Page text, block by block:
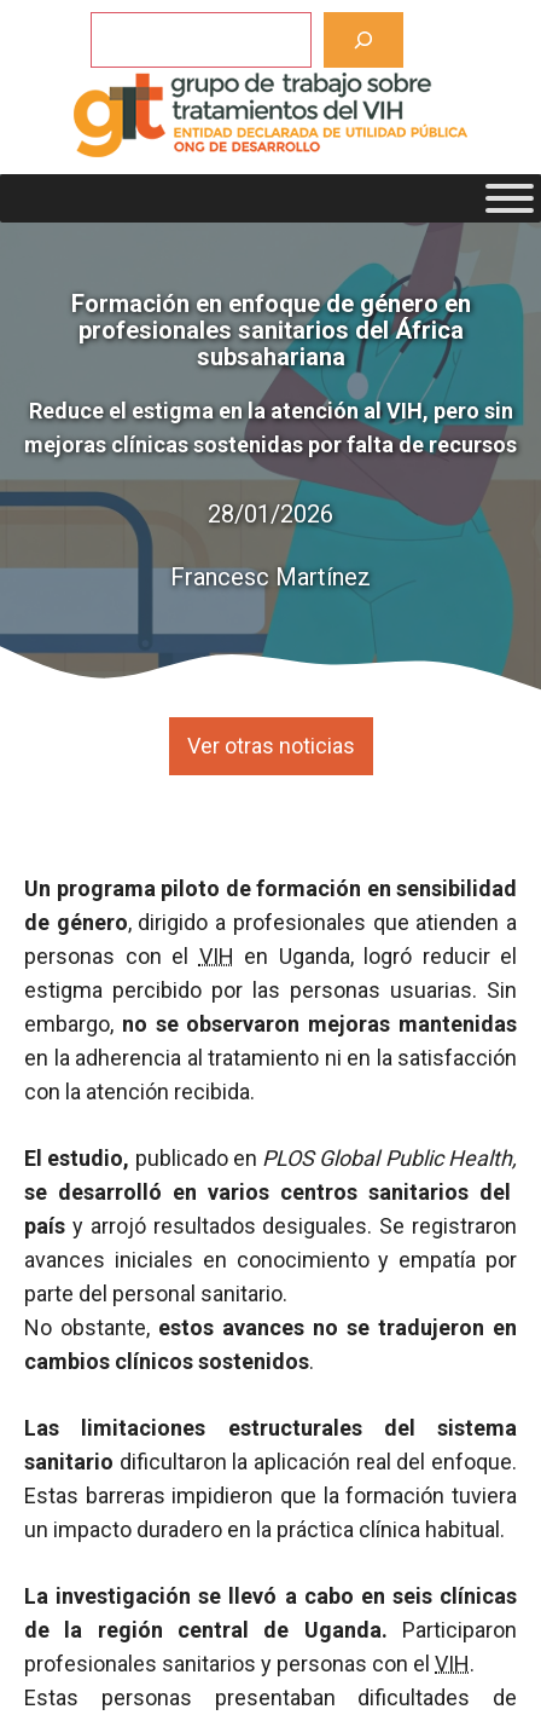
Formación en enfoque de género en
profesionales sanitarios del África
subsahariana
Reduce el estigma en la atención al VIH, pero sin
mejoras clínicas sostenidas por falta de recursos
28/01/2026
Francesc Martínez
Ver otras noticias
Un programa piloto de formación en sensibilidad
de género, dirigido a profesionales que atienden a
personas con el VIH en Uganda, logró reducir el
estigma percibido por las personas usuarias. Sin
embargo, no se observaron mejoras mantenidas
en la adherencia al tratamiento ni en la satisfacción
con la atención recibida.
El estudio, publicado en PLOS Global Public Health,
se desarrolló en varios centros sanitarios del
país y arrojó resultados desiguales. Se registraron
avances iniciales en conocimiento y empatía por
parte del personal sanitario.
No obstante, estos avances no se tradujeron en
cambios clínicos sostenidos.
Las limitaciones estructurales del sistema
sanitario dificultaron la aplicación real del enfoque.
Estas barreras impidieron que la formación tuviera
un impacto duradero en la práctica clínica habitual.
La investigación se llevó a cabo en seis clínicas
de la región central de Uganda. Participaron
profesionales sanitarios y personas con el VIH.
Estas personas presentaban dificultades de